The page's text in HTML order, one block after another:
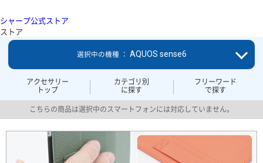
シャープ公式ストア
ストア
アクセサリー
トップ
カテゴリ別
に探す
フリーワード
で探す
選択中の機種 ： AQUOS sense6
こちらの商品は選択中のスマートフォンには対応していません。